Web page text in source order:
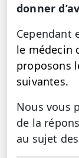
donner
Cependant
le médecin
proposons
suivantes.
Nous vous
de la
au sujet